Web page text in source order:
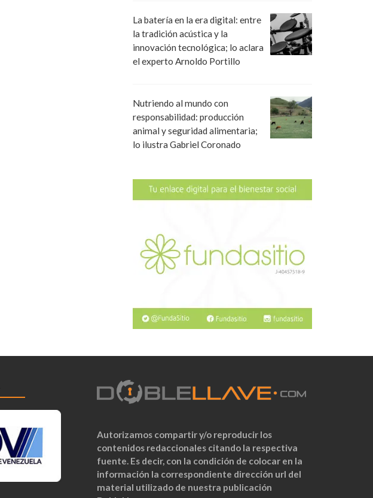
La batería en la era digital: entre
la tradición acústica y la
innovación tecnológica; lo aclara
el experto Arnoldo Portillo
Nutriendo al mundo con
responsabilidad: producción
animal y seguridad alimentaria;
lo ilustra Gabriel Coronado
Autorizamos compartir y/o reproducir los
contenidos redaccionales citando la respectiva
fuente. Es decir, con la condición de colocar en la
información la correspondiente dirección url del
material utilizado de nuestra publicación